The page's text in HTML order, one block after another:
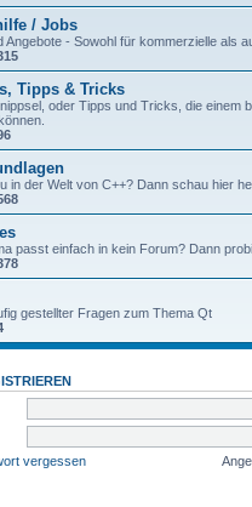
/ Jobs
Angebote - Sowohl für kommerzielle als
Tipps & Tricks
oder Tipps und Tricks, die einem
in der Welt von C++? Dann schau hier
passt einfach in kein Forum? Dann
gestellter Fragen zum Thema Qt
vergessen